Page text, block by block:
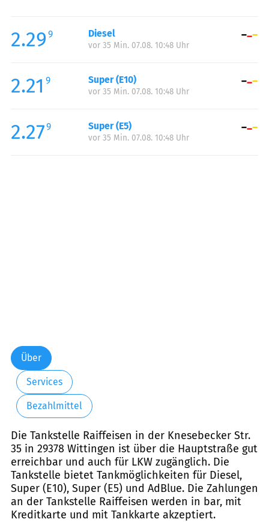
Mittwoch:
00:00-24:00
Donnerstag:
Samstag:
00:00-24:00
Sonntag:
2.29 9 Diesel
vor 35 Min. 07.08. 10:48 Uhr
2.21 9 Super (E10)
vor 35 Min. 07.08. 10:48 Uhr
2.279 Super (E5)
vor 35 Min. 07.08. 10:48 Uhr
Über
Services
Bezahlmittel
Die Tankstelle Raiffeisen in der Knesebecker Str.
35 in 29378 Wittingen ist über die Hauptstraße gut
erreichbar und auch für LKW zugänglich. Die
Tankstelle bietet Tankmöglichkeiten für Diesel,
Super (E10), Super (E5) und AdBlue. Die Zahlungen
an der Tankstelle Raiffeisen werden in bar, mit
Kreditkarte und mit Tankkarte akzeptiert.